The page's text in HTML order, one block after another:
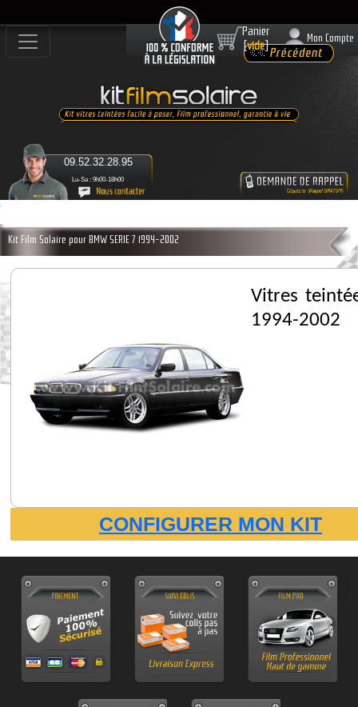
Lu-Sa : 9h00-18h00
09.52.32.28.95
Panier
[vide]
Mon Compte
Kit Film Solaire pour BMW SERIE 7 1994-2002
Vitres
1994-2002
CONFIGURER MON KIT